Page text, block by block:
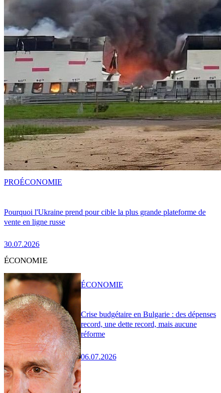
Pourquoi l'Ukraine prend pour cible la plus grande plateforme de
vente en ligne russe
30.07.2026
PROÉCONOMIE
ÉCONOMIE
Crise budgétaire en Bulgarie : des dépenses
record, une dette record, mais aucune
réforme
06.07.2026
ÉCONOMIE